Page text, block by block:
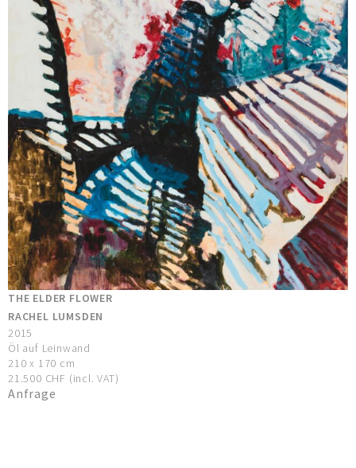
THE ELDER FLOWER
RACHEL LUMSDEN
2015
Öl auf Leinwand
210 x 170 cm
21.500 CHF (incl. VAT)
Anfrage